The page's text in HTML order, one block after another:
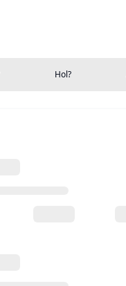
Hol?